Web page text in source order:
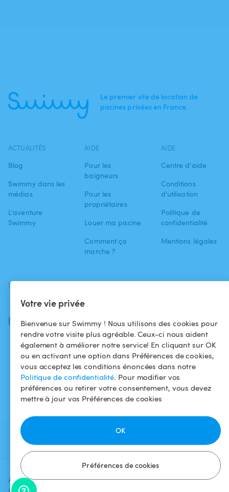
Votre vie privée
Bienvenue sur Swimmy ! Nous utilisons des cookies pour
rendre votre visite plus agréable. Ceux-ci nous aident
également à améliorer notre service! En cliquant sur OK
ou en activant une option dans Préférences de cookies,
vous acceptez les conditions énoncées dans notre
Politique de confidentialité. Pour modifier vos
préférences ou retirer votre consentement, vous devez
mettre à jour vos Préférences de cookies
Préférences de cookies
OK
Ajoutez une date et un créneau pour
voir le prix
Vérifier la
Le premier site de location de
piscines privées en France.
ACTUALITÉS
Blog
Swimmy dans les
médias
L'aventure
Swimmy
AIDE
Pour les
baigneurs
Pour les
propriétaires
Louer ma piscine
Comment ça
marche ?
AIDE
Centre d'aide
Conditions
d'utilisation
Politique de
confidentialité
Mentions légales
SUIVEZ-NOUS
Facebook
Instagram